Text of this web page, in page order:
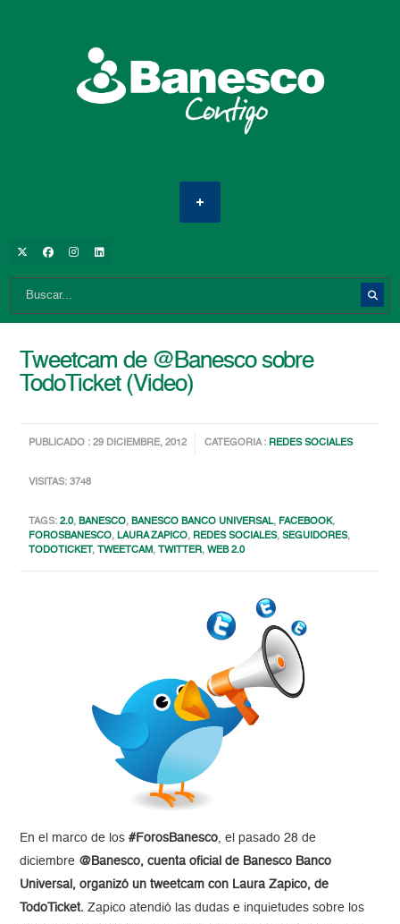
Tweetcam de @Banesco sobre
TodoTicket (Video)
PUBLICADO : 29 DICIEMBRE, 2012 CATEGORIA : REDES SOCIALES
VISITAS: 3748
TAGS:2.0,BANESCO,BANESCO BANCO UNIVERSAL, FACEBOOK,
FOROSBANESCO,LAURA ZAPICO, REDES SOCIALES,SEGUIDORES,
TODOTICKET, TWEETCAM, TWITTER,WEB 2.0
En el marco de los#ForosBanesco, el pasado 28 de
diciembre @Banesco, cuenta oficial de Banesco Banco
Universal, organizó un tweetcam con Laura Zapico, de
TodoTicket. Zapico atendió las dudas e inquietudes sobre los